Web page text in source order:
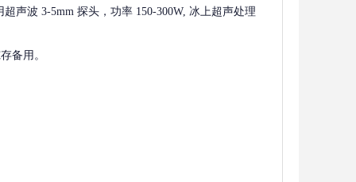
声波 3-5mm 探头，功率 150-300W, 冰上超声处理
备用。